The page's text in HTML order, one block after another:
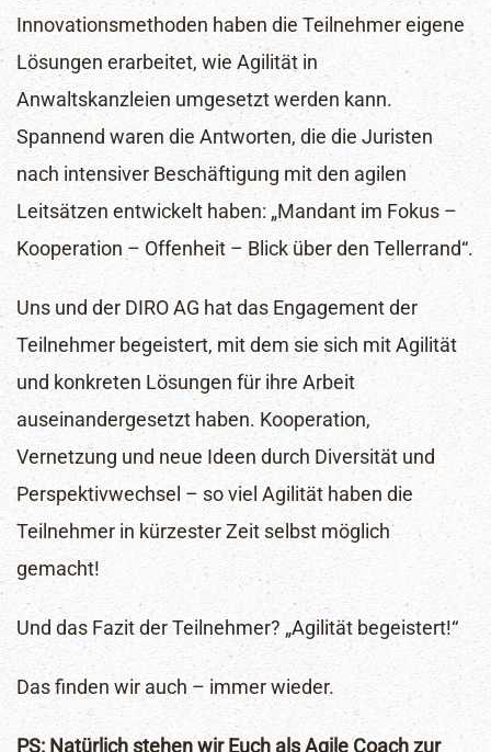
Innovationsmethoden haben die Teilnehmer eigene
Lösungen erarbeitet, wie Agilität in
Anwaltskanzleien umgesetzt werden kann.
Spannend waren die Antworten, die die Juristen
nach intensiver Beschäftigung mit den agilen
Leitsätzen entwickelt haben: „Mandant im Fokus –
Kooperation – Offenheit – Blick über den Tellerrand“.
Uns und der DIRO AG hat das Engagement der
Teilnehmer begeistert, mit dem sie sich mit Agilität
und konkreten Lösungen für ihre Arbeit
auseinandergesetzt haben. Kooperation,
Vernetzung und neue Ideen durch Diversität und
Perspektivwechsel – so viel Agilität haben die
Teilnehmer in kürzester Zeit selbst möglich
gemacht!
Und das Fazit der Teilnehmer? „Agilität begeistert!“
Das finden wir auch – immer wieder.
PS: Natürlich stehen wir Euch als Agile Coach zur
Newsletter
Abonniere unseren Newsletter für Insights und Tipps
zu Agilität und Innovation. Werde Teil unserer
Community für transformative Arbeitswelten.
Erhalte Updates zu Workshops und
Erfolgsgeschichten. Starte jetzt deine agile Reise.
Ich möchte den Newsletter erhalten und habe die
Datenschutzerklärung
gelesen und akzeptiert.